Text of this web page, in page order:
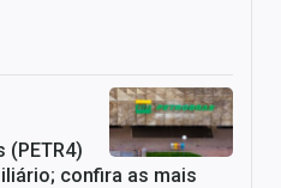
(PETR4)
confira as mais